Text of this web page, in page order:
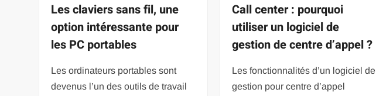
Les claviers sans fil, une
option intéressante pour
les PC portables
Les ordinateurs portables sont
devenus l’un des outils de travail
Call center : pourquoi
utiliser un logiciel de
gestion de centre d’appel ?
Les fonctionnalités d’un logiciel de
gestion pour centre d’appel